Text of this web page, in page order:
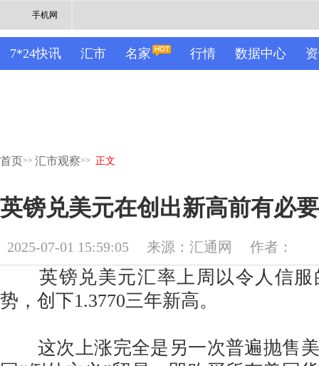
手机网
7*24快讯 汇市 名家 行情 数据中心
首页>> 汇市观察>> 正文
英镑兑美元在创出新高前有必
2025-07-01 15:59:05 来源：汇通网 作者：
英镑兑美元汇率上周以令人信服
势，创下1.3770三年新高。
这次上涨完全是另一次普遍抛售美